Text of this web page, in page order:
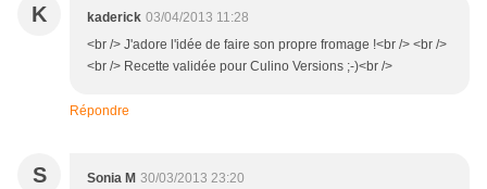
K kaderick 03/04/2013 11:28
<br /> J'adore l'idée de faire son propre fromage !<br /> <br />
<br /> Recette validée pour Culino Versions ;-)<br />
Répondre
S Sonia M 30/03/2013 23:20